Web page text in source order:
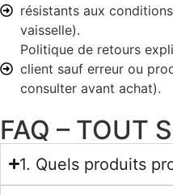
résistants aux
vaisselle).
Politique de retours
client sauf erreur ou
consulter avant achat).
FAQ – TOUT
1. Quels produits